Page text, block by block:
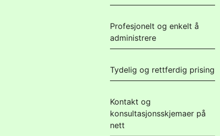
Profesjonelt og enkelt å
administrere
Tydelig og rettferdig prising
Kontakt og
konsultasjonsskjemaer på
nett